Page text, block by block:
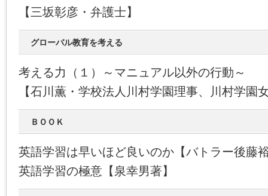
【三坂彰彦・弁護士】
グローバル教育を考える
考える力（１）～マニュアル以外の行動～
【石川薫・学校法人川村学園理事、川村学園
ＢＯＯＫ
英語学習は早いほど良いのか【バトラー後藤
英語学習の極意【泉幸男著】